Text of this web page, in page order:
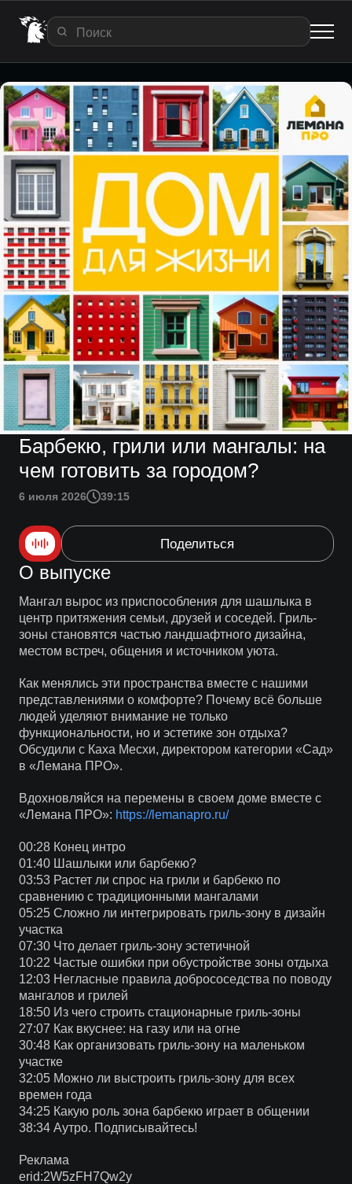
Барбекю, грили или мангалы: на
чем готовить за городом?
6 июля 2026 39:15
Поделиться
О выпуске
Мангал вырос из приспособления для шашлыка в
центр притяжения семьи, друзей и соседей. Гриль-
зоны становятся частью ландшафтного дизайна,
местом встреч, общения и источником уюта.
Как менялись эти пространства вместе с нашими
представлениями о комфорте? Почему всё больше
людей уделяют внимание не только
функциональности, но и эстетике зон отдыха?
Обсудили с Каха Месхи, директором категории «Сад»
в «Лемана ПРО».
Вдохновляйся на перемены в своем доме вместе с
«Лемана ПРО»: https://lemanapro.ru/
00:28 Конец интро
01:40 Шашлыки или барбекю?
03:53 Растет ли спрос на грили и барбекю по
сравнению с традиционными мангалами
05:25 Сложно ли интегрировать гриль-зону в дизайн
участка
07:30 Что делает гриль-зону эстетичной
10:22 Частые ошибки при обустройстве зоны отдыха
12:03 Негласные правила добрососедства по поводу
мангалов и грилей
18:50 Из чего строить стационарные гриль-зоны
27:07 Как вкуснее: на газу или на огне
30:48 Как организовать гриль-зону на маленьком
участке
32:05 Можно ли выстроить гриль-зону для всех
времен года
34:25 Какую роль зона барбекю играет в общении
38:34 Аутро. Подписывайтесь!
Реклама
erid:2W5zFH7Qw2y